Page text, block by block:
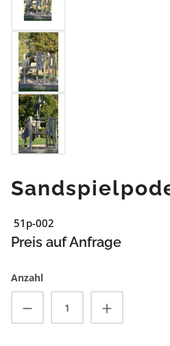
51p-002
Preis auf Anfrage
Anzahl
Produkt Anzahl: Gib